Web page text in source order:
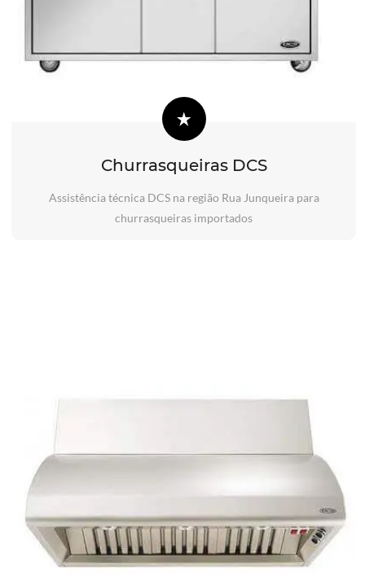
Churrasqueiras DCS
Assistência técnica DCS na região Rua Junqueira para
churrasqueiras importados